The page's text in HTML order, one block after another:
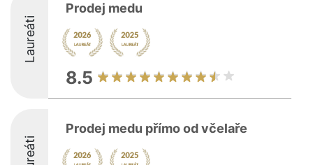
Laureáti
Prodej medu
8.5
Prodej medu přímo od včelaře